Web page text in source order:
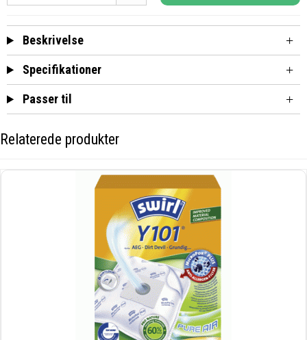
Beskrivelse
Specifikationer
Passer til
Relaterede produkter